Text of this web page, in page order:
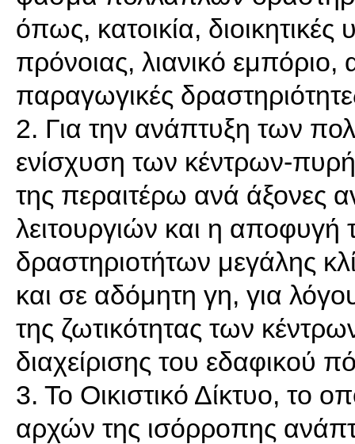
όπως, κατοικία,
πρόνοιας, λιανικό εμπόριο,
παραγωγικές
2. Για την ανάπτυξη των
ενίσχυση των κέντρων-
της περαιτέρω ανά άξονες
λειτουργιών και η
δραστηριοτήτων μεγάλης
και σε αδόμητη γη, για
της ζωτικότητας των
διαχείρισης του εδαφικού
3. Το Οικιστικό Δίκτυο, το
αρχών της ισόρροπης